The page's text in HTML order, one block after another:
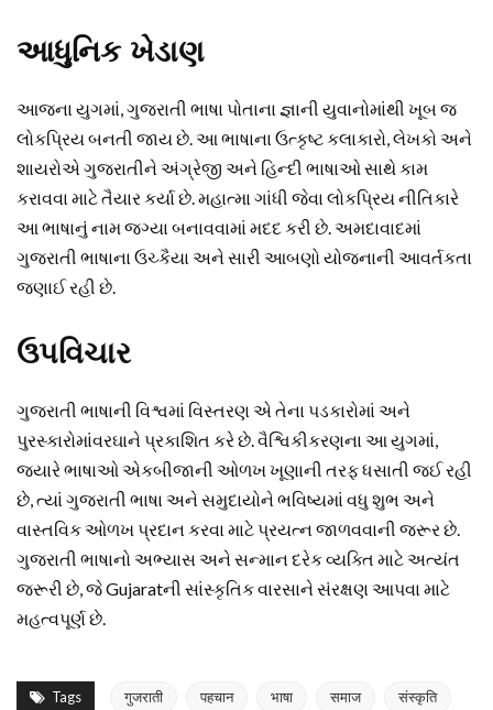
આધુનિક ખેડાણ
આજના યુગમાં, ગુજરાતી ભાષા પોતાના જ્ઞાની યુવાનોમાંથી ખૂબ જ
લોકપ્રિય બનતી જાય છે. આ ભાષાના ઉત્કૃષ્ટ કલાકારો, લેખકો અને
શાયરોએ ગુજરાતીને અંગ્રેજી અને હિન્દી ભાષાઓ સાથે કામ
કરાવવા માટે તૈયાર કર્યા છે. મહાત્મા ગાંધી જેવા લોકપ્રિય નીતિકારે
આ ભાષાનું નામ જગ્યા બનાવવામાં મદદ કરી છે. અમદાવાદમાં
ગુજરાતી ભાષાના ઉચ્કૈયા અને સારી આબણો યોજનાની આવર્તકતા
જણાઈ રહી છે.
ઉપવિચાર
ગુજરાતી ભાષાની વિશ્વમાં વિસ્તરણ એ તેના પડકારોમાં અને
પુરસ્કારોમાંવરઘાને પ્રકાશિત કરે છે. વૈશ્વિકીકરણના આ યુગમાં,
જ્યારે ભાષાઓ એકબીજાની ઓળખ ખૂણાની તરફ ધસાતી જઈ રહી
છે, ત્યાં ગુજરાતી ભાષા અને સમુદાયોને ભવિષ્યમાં વધુ શુભ અને
વાસ્તવિક ઓળખ પ્રદાન કરવા માટે પ્રયત્ન જાળવવાની જરૂર છે.
ગુજરાતી ભાષાનો અભ્યાસ અને સન્માન દરેક વ્યક્તિ માટે અત્યંત
જરૂરી છે, જે Gujaratની સાંસ્કૃતિક વારસાને સંરક્ષણ આપવા માટે
મહત્વપૂર્ણ છે.
Tags गुजराती पहचान भाषा समाज संस्कृति